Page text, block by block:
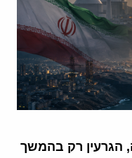
הגרעין רק בהמשך